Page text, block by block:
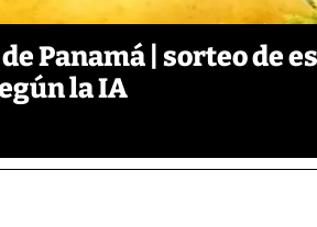
Panamá | sorteo de
la IA